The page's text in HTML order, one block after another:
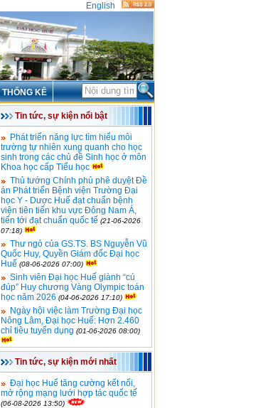
English
THỐNG KÊ
Tin tức, sự kiện nổi bật
Phát triển năng lực tìm hiểu môi
trường tự nhiên xung quanh cho học
sinh trong các chủ đề Sinh học ở môn
Khoa học cấp Tiểu học
Thủ tướng Chính phủ phê duyệt Đề
án Phát triển Bệnh viện Trường Đại
học Y - Dược Huế đạt chuẩn bệnh
viện tiên tiến khu vực Đông Nam Á,
tiến tới đạt chuẩn quốc tế (21-06-2026
07:18)
Thư ngỏ của GS.TS. BS Nguyễn Vũ
Quốc Huy, Quyền Giám đốc Đại học
Huế (08-06-2026 07:00)
Sinh viên Đại học Huế giành “cú
đúp” Huy chương Vàng Olympic toán
học năm 2026 (04-06-2026 17:10)
Ngày hội việc làm Trường Đại học
Nông Lâm, Đại học Huế: Hơn 2.460
chỉ tiêu tuyển dụng (01-06-2026 08:00)
Tin tức, sự kiện mới nhất
Đại học Huế tăng cường kết nối,
mở rộng mạng lưới hợp tác quốc tế
(06-08-2026 13:50)